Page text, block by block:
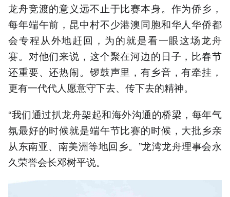
龙舟竞渡的意义远不止于比赛本身。作为侨乡，
每年端午前，昆中村不少港澳同胞和华人华侨都
会专程从外地赶回，为的就是看一眼这场龙舟
赛。对他们来说，这个聚在河边的日子，比春节
还重要、还热闹。锣鼓声里，有乡音，有牵挂，
更有一代代人愿意守下去、传下去的精神。
“我们通过扒龙舟架起和海外沟通的桥梁，每年气
氛最好的时候就是端午节比赛的时候，大批乡亲
从东南亚、南美洲等地回乡。”龙湾龙舟理事会永
久荣誉会长邓树平说。